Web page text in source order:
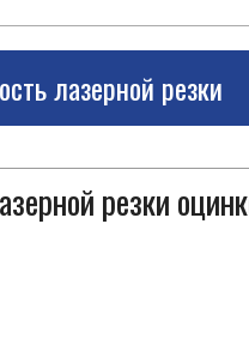
лазерной резки
резки